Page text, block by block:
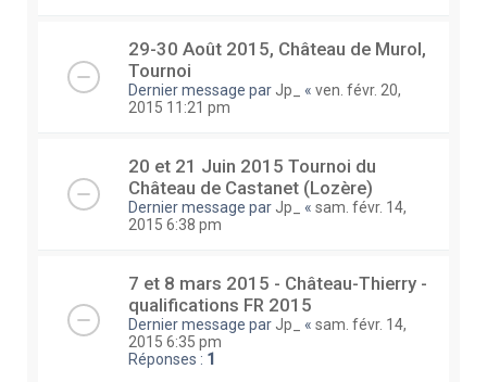
29-30 Août 2015, Château de Murol,
Tournoi
Dernier message par Jp_ « ven. févr. 20,
2015 11:21 pm
20 et 21 Juin 2015 Tournoi du
Château de Castanet (Lozère)
Dernier message par Jp_ « sam. févr. 14,
2015 6:38 pm
7 et 8 mars 2015 - Château-Thierry -
qualifications FR 2015
Dernier message par Jp_ « sam. févr. 14,
2015 6:35 pm
Réponses : 1